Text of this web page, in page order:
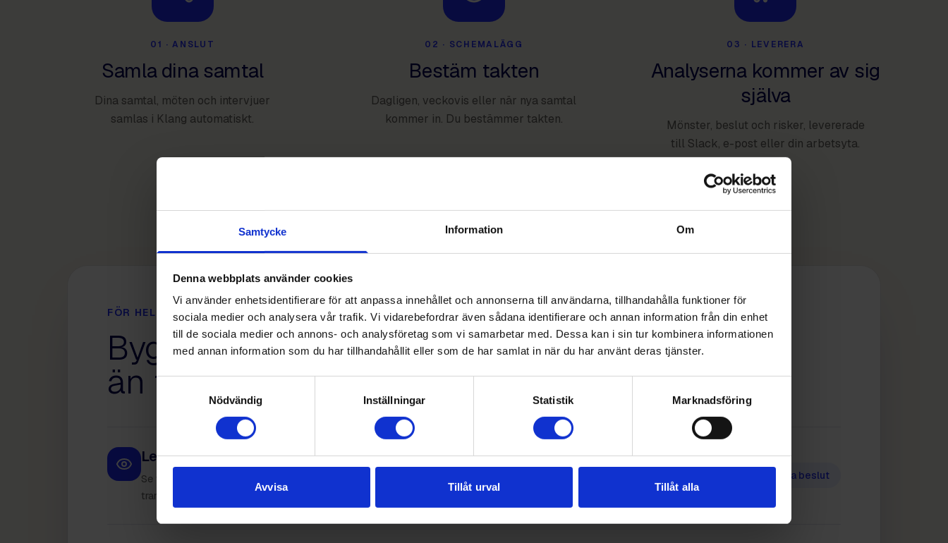
Samtycke Information Om
Denna webbplats använder cookies
Vi använder enhetsidentifierare för att anpassa innehållet och annonserna till användarna, tillhandahålla funktioner för
sociala medier och analysera vår trafik. Vi vidarebefordrar även sådana identifierare och annan information från din enhet
till de sociala medier och annons- och analysföretag som vi samarbetar med. Dessa kan i sin tur kombinera informationen
med annan information som du har tillhandahållit eller som de har samlat in när du har använt deras tjänster.
Nödvändig
Inställningar Statistik Marknadsföring
Avvisa Tillåt urval Tillåt alla
01 ·ANSLUT
Samla dina samtal
Dina samtal, möten och intervjuer
samlas i Klang automatiskt.
02 · SCHEMALÄGG
Bestäm takten
Dagligen, veckovis eller när nya samtal
kommer in. Du bestämmer takten.
03 · LEVERERA
Analyserna kommer av sig
själva
Mönster, beslut och risker, levererade
till Slack, e-post eller din arbetsyta.
FÖR HELA TEAMET
Byggt för team med fler samtal
än tid att läsa dem.
Ledningsgrupper
Se vad som är viktigt på tvärs över alla team, utan
transkript.
Viktiga beslut